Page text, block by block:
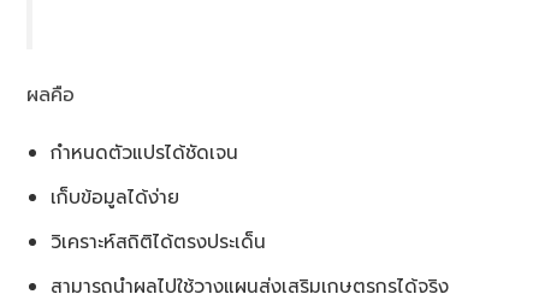
ผลคือ
กำหนดตัวแปรได้ชัดเจน
เก็บข้อมูลได้ง่าย
วิเคราะห์สถิติได้ตรงประเด็น
สามารถนำผลไปใช้วางแผนส่งเสริมเกษตรกรได้จริง